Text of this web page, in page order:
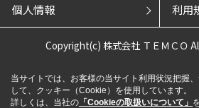
個人情報 利用
Copyright(c) 株式会社 ＴＥＭＣＯ
当サイトでは、お客様の当サイト利用状況把握
して、クッキー（Cookie）を使用しています。
詳しくは、当社の 「Cookieの取扱いについて」